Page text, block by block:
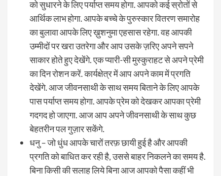
को सुधारने के लिए पर्याप्त समय होगा. आपको कई स्रोतों से
आर्थिक लाभ होगा. आपके बच्चे के पुरुस्कार वितरण समारोह
का बुलावा आपके लिए ख़ुशनुमा एहसास रहेगा. वह आपकी
उम्मीदों पर खरा उतरेगा और आप उसके ज़रिए अपने सपने
साकार होते हुए देखेंगे. एक प्यारी-सी मुस्कुराहट से अपने प्रेमी
का दिन रोशन करें. कार्यक्षेत्र में आप अपने काम में प्रगति
देखेंगे. आज जीवनसाथी के साथ समय बिताने के लिए आपके
पास पर्याप्त समय होगा. आपके प्रेम को देखकर आपका प्रेमी
गदगद हो जाएगा. आज आप अपने जीवनसाथी के साथ कुछ
बेहतरीन पल गुज़ार सकेंगे.
धनु – जो धुंध आपके चारों तरफ़ छायी हुई है और आपकी
प्रगति को बाधित कर रही है, उससे बाहर निकलने का समय है.
बिना किसी की सलाह लिये बिना आज आपको पैसा कहीं भी